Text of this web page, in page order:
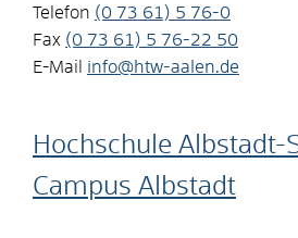
Telefon (0 73 61) 5 76-0
Fax (0 73 61) 5 76-22 50
E-Mail
info@htw-aalen.de
Hochschule Albstadt-
Campus Albstadt